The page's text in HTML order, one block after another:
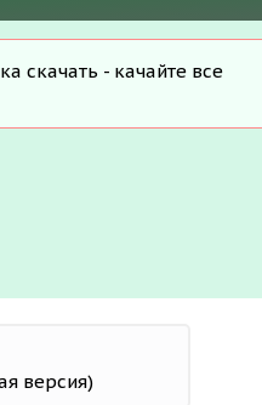
скачать - качайте все
версия)